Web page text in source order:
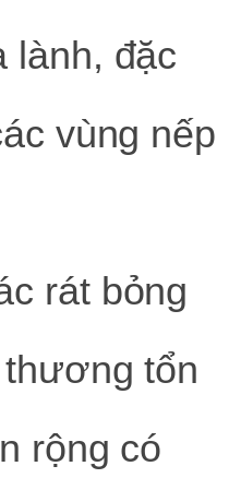
lành, đặc
vùng nếp
rát bỏng
tổn
rộng có